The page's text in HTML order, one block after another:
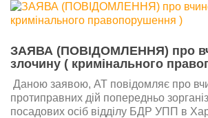
ЗАЯВА (ПОВІДОМЛЕННЯ) про
злочину ( кримінального
Даною заявою, АТ повідомляє про
протиправних дій попередньо
посадових осіб відділу БДР УПП в